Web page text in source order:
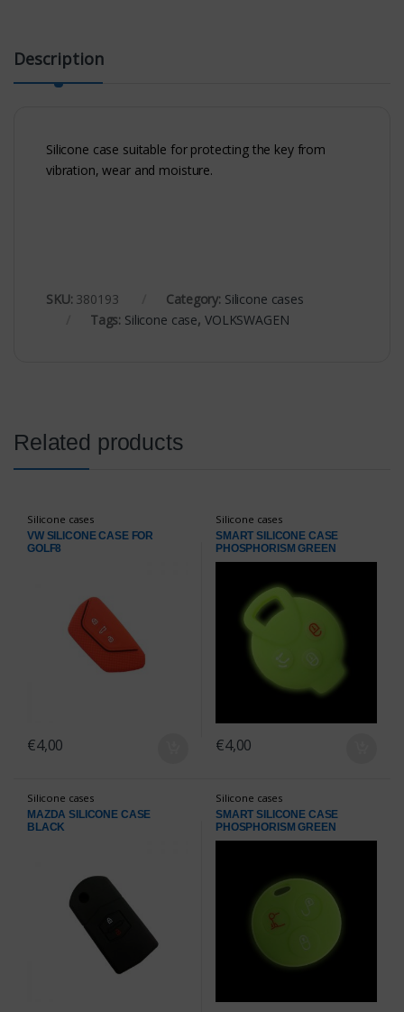
Description
Silicone case suitable for protecting the key from
vibration, wear and moisture.
SKU: 380193 Category: Silicone cases
Tags: Silicone case, VOLKSWAGEN
Related products
Silicone cases
VW SILICONE CASE FOR
GOLF8
€4,00
Silicone cases
SMART SILICONE CASE
PHOSPHORISM GREEN
€4,00
Silicone cases
MAZDA SILICONE CASE
BLACK
Silicone cases
SMART SILICONE CASE
PHOSPHORISM GREEN